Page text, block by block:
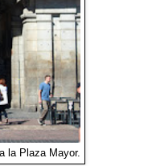
la Plaza Mayor.